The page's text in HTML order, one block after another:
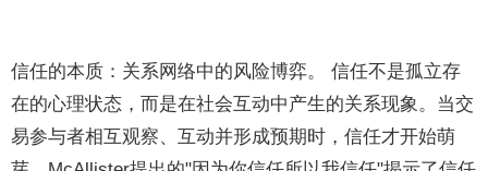
信任的本质：关系网络中的风险博弈。 信任不是孤立存
在的心理状态，而是在社会互动中产生的关系现象。当交
易参与者相互观察、互动并形成预期时，信任才开始萌